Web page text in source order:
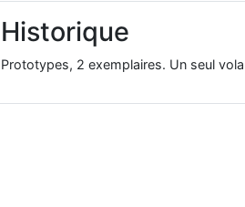
Historique
Prototypes, 2 exemplaires. Un seul